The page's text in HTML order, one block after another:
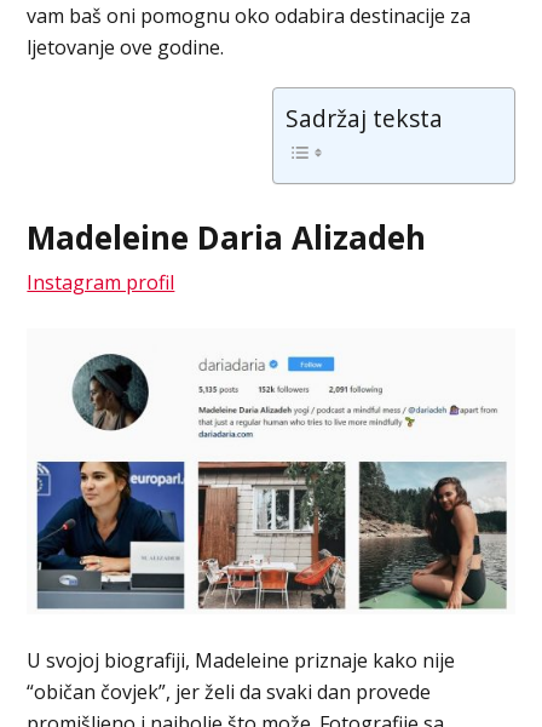
vam baš oni pomognu oko odabira destinacije za
ljetovanje ove godine.
Sadržaj teksta
Madeleine Daria Alizadeh
Instagram profil
U svojoj biografiji, Madeleine priznaje kako nije
“običan čovjek”, jer želi da svaki dan provede